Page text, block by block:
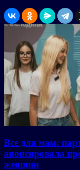
Все для мам:
анонсировала
женщин